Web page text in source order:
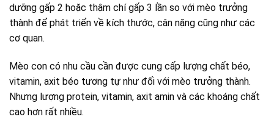
dưỡng gấp 2 hoặc thậm chí gấp 3 lần so với mèo trưởng
thành để phát triển về kích thước, cân nặng cũng như các
cơ quan.
Mèo con có nhu cầu cần được cung cấp lượng chất béo,
vitamin, axit béo tương tự như đối với mèo trưởng thành.
Nhưng lượng protein, vitamin, axit amin và các khoáng chất
cao hơn rất nhiều.